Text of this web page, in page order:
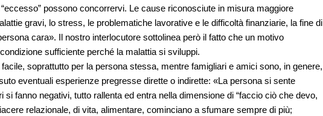
possono concorrervi. Le cause riconosciute in misura maggiore
gravi, lo stress, le problematiche lavorative e le difficoltà finanziarie, la fine di
cara». Il nostro interlocutore sottolinea però il fatto che un motivo
sufficiente perché la malattia si sviluppi.
soprattutto per la persona stessa, mentre famigliari e amici sono, in genere,
eventuali esperienze pregresse dirette o indirette: «La persona si sente
fanno negativi, tutto rallenta ed entra nella dimensione di “faccio ciò che devo,
relazionale, di vita, alimentare, cominciano a sfumare sempre di più;